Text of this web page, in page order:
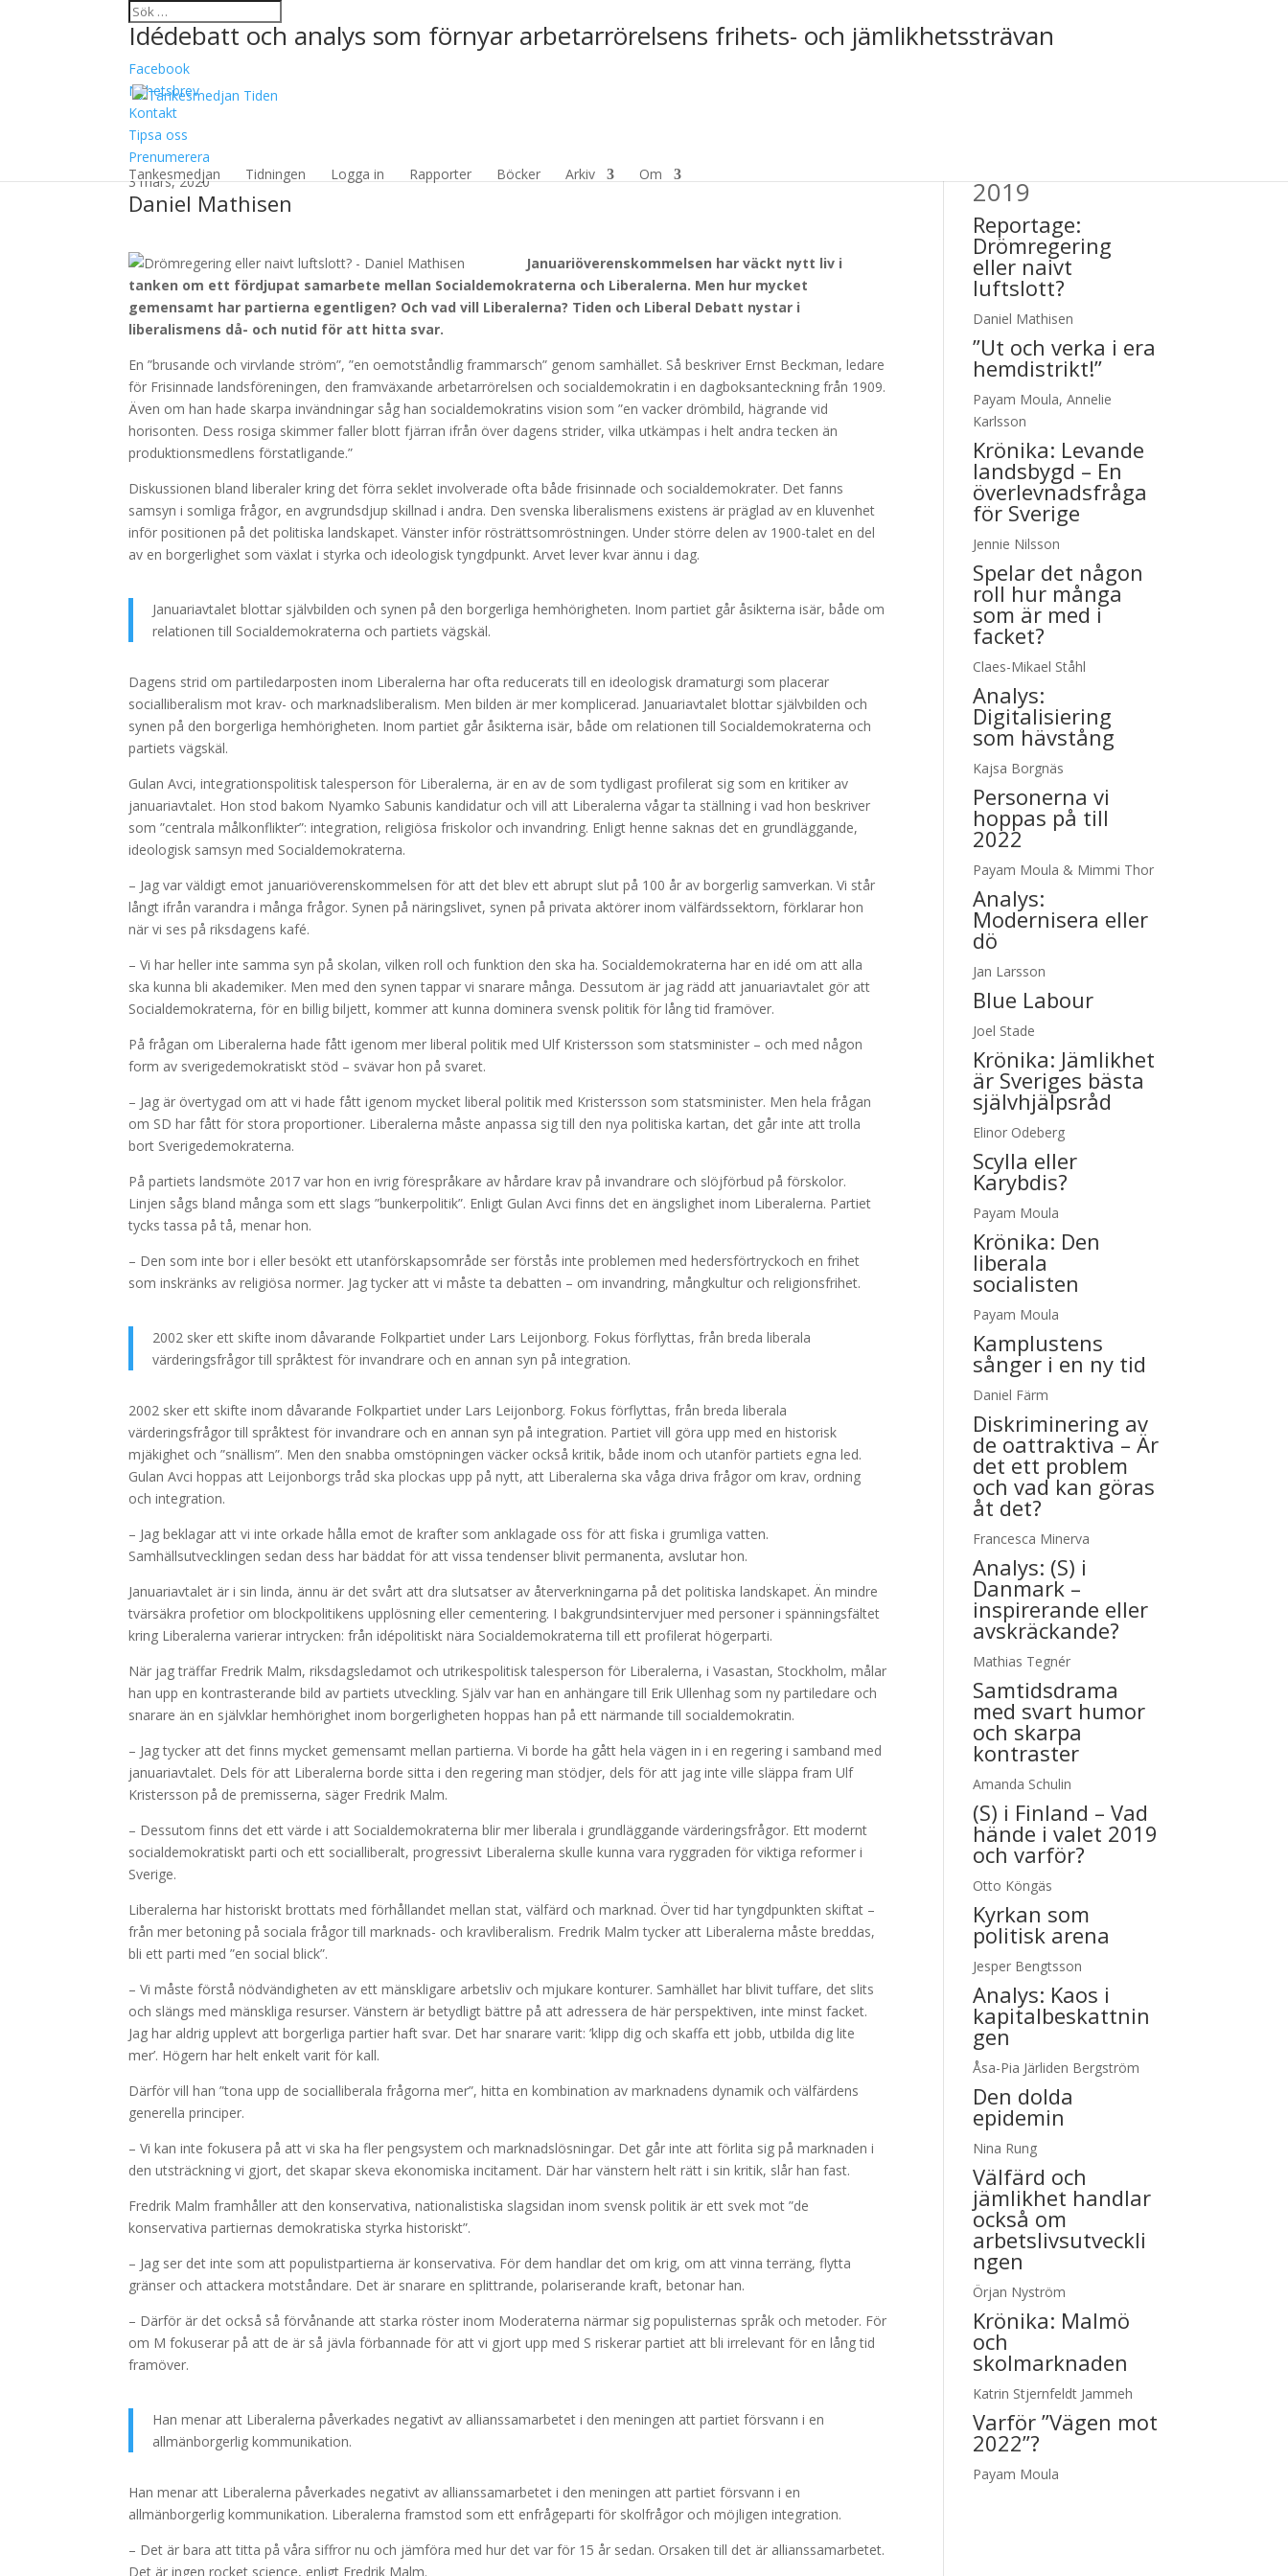
Idédebatt och analys som förnyar arbetarrörelsens frihets- och jämlikhetssträvan
Facebook
Nyhetsbrev
Kontakt
Tipsa oss
Prenumerera
Tankesmedjan
Tidningen Logga in Rapporter Böcker Arkiv Om
Drömregering eller naivt luftslott?
3 mars, 2020
Daniel Mathisen
Januariöverenskommelsen har väckt nytt liv i
tanken om ett fördjupat samarbete mellan Socialdemokraterna och Liberalerna. Men hur mycket
gemensamt har partierna egentligen? Och vad vill Liberalerna? Tiden och Liberal Debatt nystar i
liberalismens då- och nutid för att hitta svar.
En ”brusande och virvlande ström”, ”en oemotståndlig frammarsch” genom samhället. Så beskriver Ernst Beckman, ledare
för Frisinnade landsföreningen, den framväxande arbetarrörelsen och socialdemokratin i en dagboksanteckning från 1909.
Även om han hade skarpa invändningar såg han socialdemokratins vision som ”en vacker drömbild, hägrande vid
horisonten. Dess rosiga skimmer faller blott fjärran ifrån över dagens strider, vilka utkämpas i helt andra tecken än
produktionsmedlens förstatligande.”
Diskussionen bland liberaler kring det förra seklet involverade ofta både frisinnade och socialdemokrater. Det fanns
samsyn i somliga frågor, en avgrundsdjup skillnad i andra. Den svenska liberalismens existens är präglad av en kluvenhet
inför positionen på det politiska landskapet. Vänster inför rösträttsomröstningen. Under större delen av 1900-talet en del
av en borgerlighet som växlat i styrka och ideologisk tyngdpunkt. Arvet lever kvar ännu i dag.
Januariavtalet blottar självbilden och synen på den borgerliga hemhörigheten. Inom partiet går åsikterna isär, både om
relationen till Socialdemokraterna och partiets vägskäl.
Dagens strid om partiledarposten inom Liberalerna har ofta reducerats till en ideologisk dramaturgi som placerar
socialliberalism mot krav- och marknadsliberalism. Men bilden är mer komplicerad. Januariavtalet blottar självbilden och
synen på den borgerliga hemhörigheten. Inom partiet går åsikterna isär, både om relationen till Socialdemokraterna och
partiets vägskäl.
Gulan Avci, integrationspolitisk talesperson för Liberalerna, är en av de som tydligast profilerat sig som en kritiker av
januariavtalet. Hon stod bakom Nyamko Sabunis kandidatur och vill att Liberalerna vågar ta ställning i vad hon beskriver
som ”centrala målkonflikter”: integration, religiösa friskolor och invandring. Enligt henne saknas det en grundläggande,
ideologisk samsyn med Socialdemokraterna.
– Jag var väldigt emot januariöverenskommelsen för att det blev ett abrupt slut på 100 år av borgerlig samverkan. Vi står
långt ifrån varandra i många frågor. Synen på näringslivet, synen på privata aktörer inom välfärdssektorn, förklarar hon
när vi ses på riksdagens kafé.
– Vi har heller inte samma syn på skolan, vilken roll och funktion den ska ha. Socialdemokraterna har en idé om att alla
ska kunna bli akademiker. Men med den synen tappar vi snarare många. Dessutom är jag rädd att januariavtalet gör att
Socialdemokraterna, för en billig biljett, kommer att kunna dominera svensk politik för lång tid framöver.
På frågan om Liberalerna hade fått igenom mer liberal politik med Ulf Kristersson som statsminister – och med någon
form av sverigedemokratiskt stöd – svävar hon på svaret.
– Jag är övertygad om att vi hade fått igenom mycket liberal politik med Kristersson som statsminister. Men hela frågan
om SD har fått för stora proportioner. Liberalerna måste anpassa sig till den nya politiska kartan, det går inte att trolla
bort Sverigedemokraterna.
På partiets landsmöte 2017 var hon en ivrig förespråkare av hårdare krav på invandrare och slöjförbud på förskolor.
Linjen sågs bland många som ett slags ”bunkerpolitik”. Enligt Gulan Avci finns det en ängslighet inom Liberalerna. Partiet
tycks tassa på tå, menar hon.
– Den som inte bor i eller besökt ett utanförskapsområde ser förstås inte problemen med hedersförtryckoch en frihet
som inskränks av religiösa normer. Jag tycker att vi måste ta debatten – om invandring, mångkultur och religionsfrihet.
2002 sker ett skifte inom dåvarande Folkpartiet under Lars Leijonborg. Fokus förflyttas, från breda liberala
värderingsfrågor till språktest för invandrare och en annan syn på integration.
2002 sker ett skifte inom dåvarande Folkpartiet under Lars Leijonborg. Fokus förflyttas, från breda liberala
värderingsfrågor till språktest för invandrare och en annan syn på integration. Partiet vill göra upp med en historisk
mjäkighet och ”snällism”. Men den snabba omstöpningen väcker också kritik, både inom och utanför partiets egna led.
Gulan Avci hoppas att Leijonborgs tråd ska plockas upp på nytt, att Liberalerna ska våga driva frågor om krav, ordning
och integration.
– Jag beklagar att vi inte orkade hålla emot de krafter som anklagade oss för att fiska i grumliga vatten.
Samhällsutvecklingen sedan dess har bäddat för att vissa tendenser blivit permanenta, avslutar hon.
Januariavtalet är i sin linda, ännu är det svårt att dra slutsatser av återverkningarna på det politiska landskapet. Än mindre
tvärsäkra profetior om blockpolitikens upplösning eller cementering. I bakgrundsintervjuer med personer i spänningsfältet
kring Liberalerna varierar intrycken: från idépolitiskt nära Socialdemokraterna till ett profilerat högerparti.
När jag träffar Fredrik Malm, riksdagsledamot och utrikespolitisk talesperson för Liberalerna, i Vasastan, Stockholm, målar
han upp en kontrasterande bild av partiets utveckling. Själv var han en anhängare till Erik Ullenhag som ny partiledare och
snarare än en självklar hemhörighet inom borgerligheten hoppas han på ett närmande till socialdemokratin.
– Jag tycker att det finns mycket gemensamt mellan partierna. Vi borde ha gått hela vägen in i en regering i samband med
januariavtalet. Dels för att Liberalerna borde sitta i den regering man stödjer, dels för att jag inte ville släppa fram Ulf
Kristersson på de premisserna, säger Fredrik Malm.
– Dessutom finns det ett värde i att Socialdemokraterna blir mer liberala i grundläggande värderingsfrågor. Ett modernt
socialdemokratiskt parti och ett socialliberalt, progressivt Liberalerna skulle kunna vara ryggraden för viktiga reformer i
Sverige.
Liberalerna har historiskt brottats med förhållandet mellan stat, välfärd och marknad. Över tid har tyngdpunkten skiftat –
från mer betoning på sociala frågor till marknads- och kravliberalism. Fredrik Malm tycker att Liberalerna måste breddas,
bli ett parti med ”en social blick”.
– Vi måste förstå nödvändigheten av ett mänskligare arbetsliv och mjukare konturer. Samhället har blivit tuffare, det slits
och slängs med mänskliga resurser. Vänstern är betydligt bättre på att adressera de här perspektiven, inte minst facket.
Jag har aldrig upplevt att borgerliga partier haft svar. Det har snarare varit: ’klipp dig och skaffa ett jobb, utbilda dig lite
mer’. Högern har helt enkelt varit för kall.
Därför vill han ”tona upp de socialliberala frågorna mer”, hitta en kombination av marknadens dynamik och välfärdens
generella principer.
– Vi kan inte fokusera på att vi ska ha fler pengsystem och marknadslösningar. Det går inte att förlita sig på marknaden i
den utsträckning vi gjort, det skapar skeva ekonomiska incitament. Där har vänstern helt rätt i sin kritik, slår han fast.
Fredrik Malm framhåller att den konservativa, nationalistiska slagsidan inom svensk politik är ett svek mot ”de
konservativa partiernas demokratiska styrka historiskt”.
– Jag ser det inte som att populistpartierna är konservativa. För dem handlar det om krig, om att vinna terräng, flytta
gränser och attackera motståndare. Det är snarare en splittrande, polariserande kraft, betonar han.
– Därför är det också så förvånande att starka röster inom Moderaterna närmar sig populisternas språk och metoder. För
om M fokuserar på att de är så jävla förbannade för att vi gjort upp med S riskerar partiet att bli irrelevant för en lång tid
framöver.
Han menar att Liberalerna påverkades negativt av allianssamarbetet i den meningen att partiet försvann i en
allmänborgerlig kommunikation.
Han menar att Liberalerna påverkades negativt av allianssamarbetet i den meningen att partiet försvann i en
allmänborgerlig kommunikation. Liberalerna framstod som ett enfrågeparti för skolfrågor och möjligen integration.
– Det är bara att titta på våra siffror nu och jämföra med hur det var för 15 år sedan. Orsaken till det är allianssamarbetet.
Det är ingen rocket science, enligt Fredrik Malm.
2019
Reportage:
Drömregering
eller naivt
luftslott?
Daniel Mathisen
”Ut och verka i era
hemdistrikt!”
Payam Moula, Annelie
Karlsson
Krönika: Levande
landsbygd – En
överlevnadsfråga
för Sverige
Jennie Nilsson
Spelar det någon
roll hur många
som är med i
facket?
Claes-Mikael Ståhl
Analys:
Digitalisiering
som hävstång
Kajsa Borgnäs
Personerna vi
hoppas på till
2022
Payam Moula & Mimmi Thor
Analys:
Modernisera eller
dö
Jan Larsson
Blue Labour
Joel Stade
Krönika: Jämlikhet
är Sveriges bästa
självhjälpsråd
Elinor Odeberg
Scylla eller
Karybdis?
Payam Moula
Krönika: Den
liberala
socialisten
Payam Moula
Kamplustens
sånger i en ny tid
Daniel Färm
Diskriminering av
de oattraktiva – Är
det ett problem
och vad kan göras
åt det?
Francesca Minerva
Analys: (S) i
Danmark –
inspirerande eller
avskräckande?
Mathias Tegnér
Samtidsdrama
med svart humor
och skarpa
kontraster
Amanda Schulin
(S) i Finland – Vad
hände i valet 2019
och varför?
Otto Köngäs
Kyrkan som
politisk arena
Jesper Bengtsson
Analys: Kaos i
kapitalbeskattnin
gen
Åsa-Pia Järliden Bergström
Den dolda
epidemin
Nina Rung
Välfärd och
jämlikhet handlar
också om
arbetslivsutveckli
ngen
Örjan Nyström
Krönika: Malmö
och
skolmarknaden
Katrin Stjernfeldt Jammeh
Varför ”Vägen mot
2022”?
Payam Moula